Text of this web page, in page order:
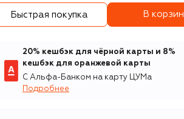
Быстрая покупка В
20% кешбэк для чёрной карты и 8%
кешбэк для оранжевой карты
С Альфа-Банком на карту ЦУМа
Подробнее